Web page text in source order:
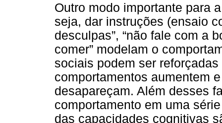
Outro modo importante para
seja, dar instruções (ensaio
desculpas”, “não fale com a
comer” modelam o
sociais podem ser
comportamentos aumentem
desapareçam. Além desses
comportamento em uma
das capacidades cognitivas